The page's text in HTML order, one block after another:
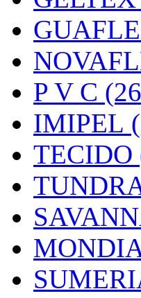
P V C
IMIPEL
TECIDO